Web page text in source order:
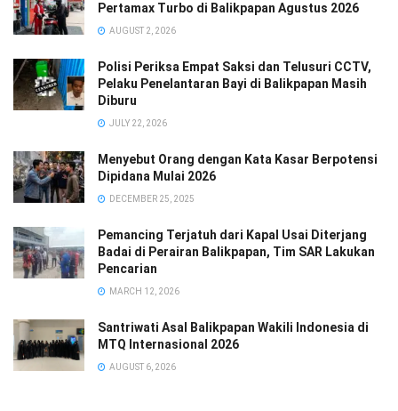
Pertamax Turbo di Balikpapan Agustus 2026
AUGUST 2, 2026
Polisi Periksa Empat Saksi dan Telusuri CCTV,
Pelaku Penelantaran Bayi di Balikpapan Masih
Diburu
JULY 22, 2026
Menyebut Orang dengan Kata Kasar Berpotensi
Dipidana Mulai 2026
DECEMBER 25, 2025
Pemancing Terjatuh dari Kapal Usai Diterjang
Badai di Perairan Balikpapan, Tim SAR Lakukan
Pencarian
MARCH 12, 2026
Santriwati Asal Balikpapan Wakili Indonesia di
MTQ Internasional 2026
AUGUST 6, 2026